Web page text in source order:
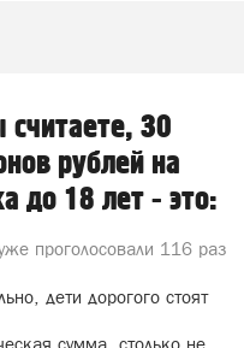
30
рублей на
до 18 лет - это:
проголосовали 116 раз
дети дорогого стоят
сумма, столько не